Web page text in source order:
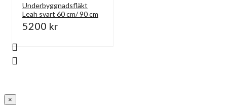
Underbyggnadsfläkt
Leah svart 60 cm/ 90 cm
5200 kr
×